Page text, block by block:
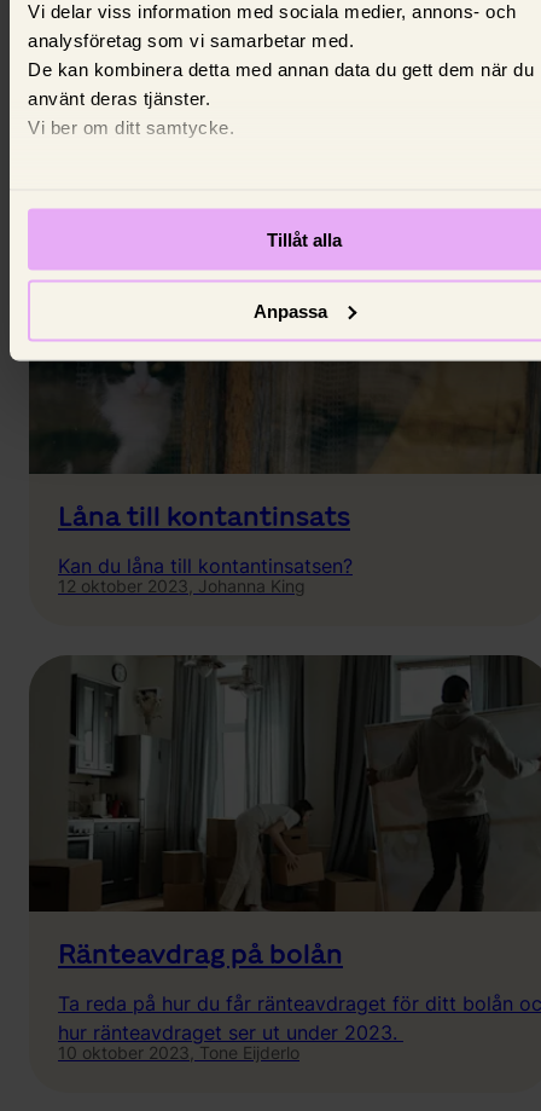
Vi delar viss information med sociala medier, annons- och
analysföretag som vi samarbetar med.
De kan kombinera detta med annan data du gett dem när du
använt deras tjänster.
Vi ber om ditt samtycke.
Tillåt alla
Anpassa
Hur påverkar styrräntan bolån?
Vad är styrränta och hur påverkar den bolåneräntan?
Låna till kontantinsats
Kan du låna till kontantinsatsen?
12 oktober 2023, Johanna King
Ränteavdrag på bolån
Ta reda på hur du får ränteavdraget för ditt bolån
hur ränteavdraget ser ut under 2023.
10 oktober 2023, Tone Eijderlo